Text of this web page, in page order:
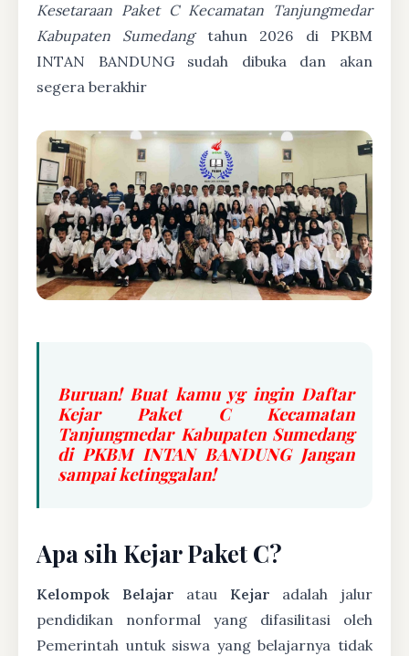
Kesetaraan Paket C Kecamatan Tanjungmedar
Kabupaten Sumedangtahun 2026 di PKBM
INTAN BANDUNG sudah dibuka dan akan
segera berakhir
Buruan! Buat kamu yg ingin Daftar
Kejar Paket C Kecamatan
Tanjungmedar Kabupaten Sumedang
di PKBM INTAN BANDUNG Jangan
sampai ketinggalan!
Apa sih Kejar Paket C?
Kelompok Belajar atau Kejar adalah jalur
pendidikan nonformal yang difasilitasi oleh
Pemerintah untuk siswa yang belajarnya tidak